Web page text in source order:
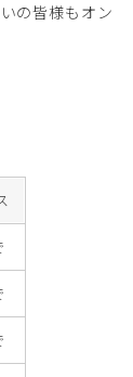
の皆様もオン